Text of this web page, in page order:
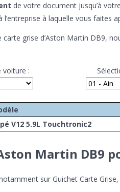
de votre document jusqu’à
l’entreprise à laquelle vous faites
grise d’Aston Martin DB9,
voiture :
V12 5.9L Touchtronic2
Martin DB9
sur Guichet Carte